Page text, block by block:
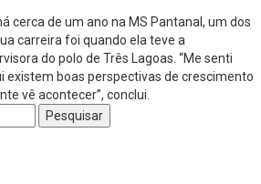
cerca de um ano na MS Pantanal, um dos
carreira foi quando ela teve a
do polo de Três Lagoas. “Me senti
existem boas perspectivas de crescimento
vê acontecer”, conclui.